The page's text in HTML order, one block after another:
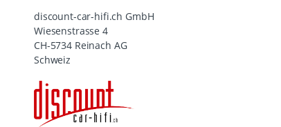
discount-car-hifi.ch GmbH
Wiesenstrasse 4
CH-5734 Reinach AG
Schweiz